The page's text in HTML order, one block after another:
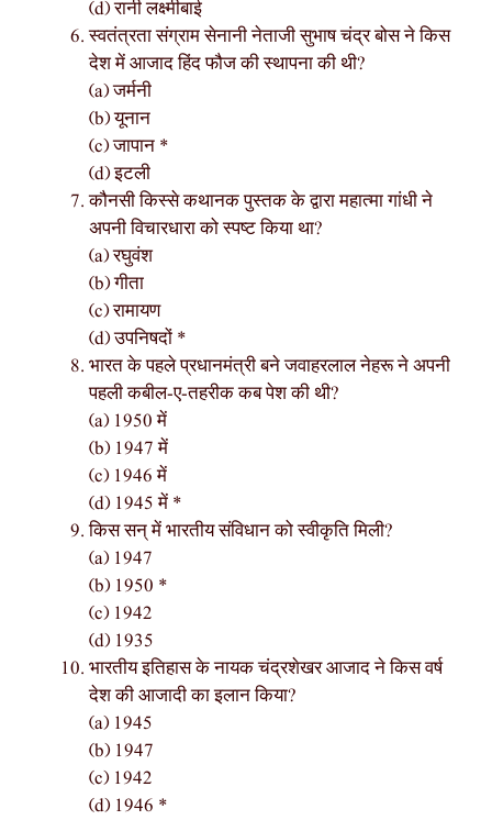
(d) रानी लक्ष्मीबाई
स्वतंत्रता संग्राम सेनानी नेताजी सुभाष चंद्र बोस ने किस
देश में आजाद हिंद फौज की स्थापना की थी?
(a) जर्मनी
(b) यूनान
(c) जापान *
(d) इटली
कौनसी किस्से कथानक पुस्तक के द्वारा महात्मा गांधी ने
अपनी विचारधारा को स्पष्ट किया था?
(a) रघुवंश
(b) गीता
(c) रामायण
(d) उपनिषदों *
भारत के पहले प्रधानमंत्री बने जवाहरलाल नेहरू ने अपनी
पहली कबील-ए-तहरीक कब पेश की थी?
(a) 1950 में
(b) 1947 में
(c) 1946 में
(d) 1945 में *
किस सन् में भारतीय संविधान को स्वीकृति मिली?
(a) 1947
(b) 1950 *
(c) 1942
(d) 1935
भारतीय इतिहास के नायक चंद्रशेखर आजाद ने किस वर्ष
देश की आजादी का इलान किया?
(a) 1945
(b) 1947
(c) 1942
(d) 1946 *